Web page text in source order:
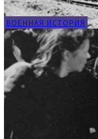
ВОЕННАЯ ИСТОРИЯ